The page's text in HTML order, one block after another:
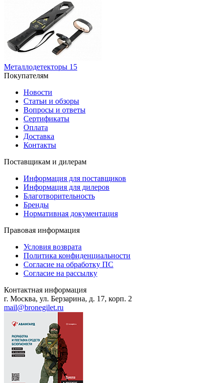
Металлодетекторы 15
Покупателям
Новости
Статьи и обзоры
Вопросы и ответы
Сертификаты
Оплата
Доставка
Контакты
Поставщикам и дилерам
Информация для поставщиков
Информация для дилеров
Благотворительность
Бренды
Нормативная документация
Правовая информация
Условия возврата
Политика конфиденциальности
Согласие на обработку ПС
Согласие на рассылку
Контактная информация
г. Москва, ул. Берзарина, д. 17, корп. 2
mail@bronegilet.ru